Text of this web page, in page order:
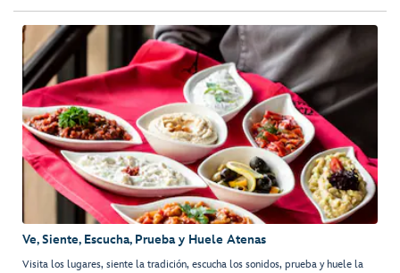
Ve, Siente, Escucha, Prueba y Huele Atenas
Visita los lugares, siente la tradición, escucha los sonidos, prueba y huele la